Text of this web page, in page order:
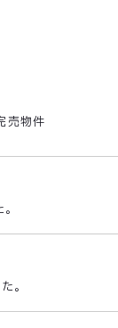
売物件
。